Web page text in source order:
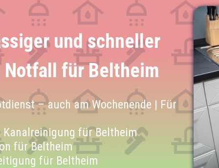
und schneller
Notfall für Beltheim
– auch am Wochenende | Für
Kanalreinigung für Beltheim
für Beltheim
für Beltheim